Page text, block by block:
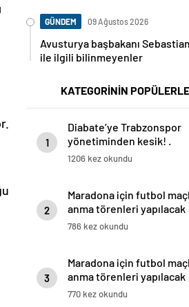
GÜNDEM 09 Ağustos 2026
Avusturya başbakanı
ile ilgili bilinmeyenler
KATEGORİNİN
1
Diabate’ye Trabzonspor
yönetiminden kesik! .
1206 kez okundu
2
Maradona için futbol
anma törenleri yapılacak
786 kez okundu
3
Maradona için futbol
anma törenleri yapılacak
770 kez okundu